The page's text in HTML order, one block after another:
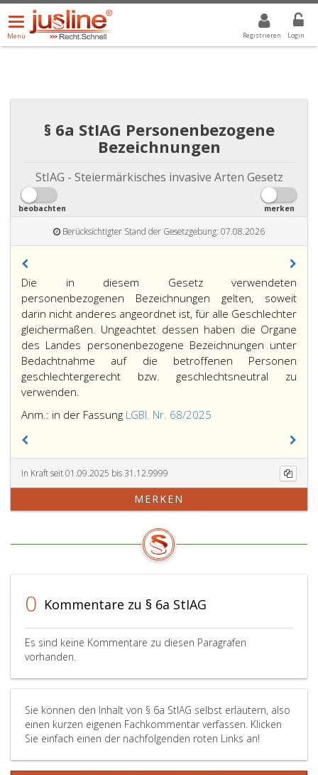
Registrieren Login
Menü
öffnen/schließen
Menü
ALLE DROPDOWN: GEWÄHLTER WERT IST ALLE
§ 6a StIAG Personenbezogene
Bezeichnungen
StIAG - Steiermärkisches invasive Arten Gesetz
beobachten merken
Berücksichtigter Stand der Gesetzgebung: 07.08.2026
Die in diesem Gesetz verwendeten
personenbezogenen Bezeichnungen gelten, soweit
darin nicht anderes angeordnet ist, für alle Geschlechter
gleichermaßen. Ungeachtet dessen haben die Organe
des Landes personenbezogene Bezeichnungen unter
Bedachtnahme auf die betroffenen Personen
geschlechtergerecht bzw. geschlechtsneutral zu
verwenden.
Anm.: in der Fassung LGBl. Nr. 68/2025
Fassung
Landesgesetzblatt
Nr.
68
In Kraft seit 01.09.2025 bis 31.12.9999
MERKEN
0 Kommentare zu § 6a StIAG
Es sind keine Kommentare zu diesen Paragrafen
vorhanden.
Sie können den Inhalt von § 6a StIAG selbst erläutern, also
einen kurzen eigenen Fachkommentar verfassen. Klicken
Sie einfach einen der nachfolgenden roten Links an!